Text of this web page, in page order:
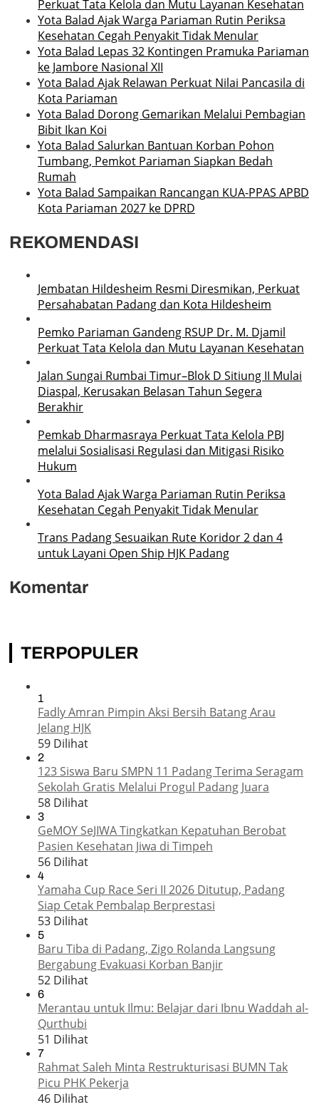
Perkuat Tata Kelola dan Mutu Layanan Kesehatan
Yota Balad Ajak Warga Pariaman Rutin Periksa
Kesehatan Cegah Penyakit Tidak Menular
Yota Balad Lepas 32 Kontingen Pramuka Pariaman
ke Jambore Nasional XII
Yota Balad Ajak Relawan Perkuat Nilai Pancasila di
Kota Pariaman
Yota Balad Dorong Gemarikan Melalui Pembagian
Bibit Ikan Koi
Yota Balad Salurkan Bantuan Korban Pohon
Tumbang, Pemkot Pariaman Siapkan Bedah
Rumah
Yota Balad Sampaikan Rancangan KUA-PPAS APBD
Kota Pariaman 2027 ke DPRD
REKOMENDASI
Jembatan Hildesheim Resmi Diresmikan, Perkuat
Persahabatan Padang dan Kota Hildesheim
Pemko Pariaman Gandeng RSUP Dr. M. Djamil
Perkuat Tata Kelola dan Mutu Layanan Kesehatan
Jalan Sungai Rumbai Timur–Blok D Sitiung II Mulai
Diaspal, Kerusakan Belasan Tahun Segera
Berakhir
Pemkab Dharmasraya Perkuat Tata Kelola PBJ
melalui Sosialisasi Regulasi dan Mitigasi Risiko
Hukum
Yota Balad Ajak Warga Pariaman Rutin Periksa
Kesehatan Cegah Penyakit Tidak Menular
Trans Padang Sesuaikan Rute Koridor 2 dan 4
untuk Layani Open Ship HJK Padang
Komentar
TERPOPULER
1
Fadly Amran Pimpin Aksi Bersih Batang Arau
Jelang HJK
59 Dilihat
2
123 Siswa Baru SMPN 11 Padang Terima Seragam
Sekolah Gratis Melalui Progul Padang Juara
58 Dilihat
3
GeMOY SeJIWA Tingkatkan Kepatuhan Berobat
Pasien Kesehatan Jiwa di Timpeh
56 Dilihat
4
Yamaha Cup Race Seri II 2026 Ditutup, Padang
Siap Cetak Pembalap Berprestasi
53 Dilihat
5
Baru Tiba di Padang, Zigo Rolanda Langsung
Bergabung Evakuasi Korban Banjir
52 Dilihat
6
Merantau untuk Ilmu: Belajar dari Ibnu Waddah al-
Qurthubi
51 Dilihat
7
Rahmat Saleh Minta Restrukturisasi BUMN Tak
Picu PHK Pekerja
46 Dilihat